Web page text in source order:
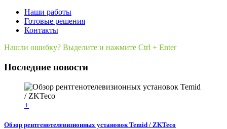
Наши работы
Готовые решения
Контакты
Нашли ошибку? Выделите и нажмите Ctrl + Enter
Последние новости
+
Обзор рентгенотелевизионных установок Temid / ZKTeco